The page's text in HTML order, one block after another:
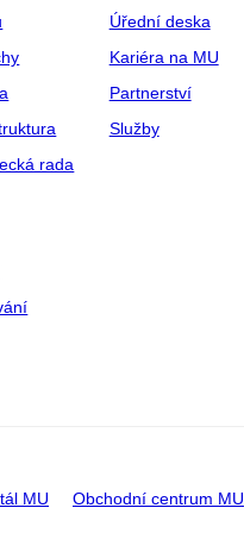
rada
Úřední deska
Kariéra na MU
Partnerství
Služby
MU Obchodní centrum MU